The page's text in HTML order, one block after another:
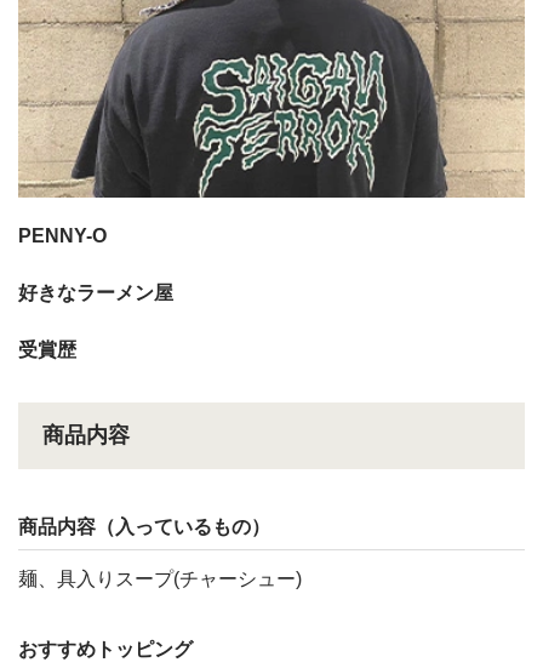
PENNY-O
好きなラーメン屋
受賞歴
商品内容
商品内容（入っているもの）
麺、具入りスープ(チャーシュー)
おすすめトッピング